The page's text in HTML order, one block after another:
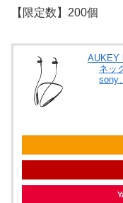
【限定数】200個​
AUKEY
ネッ
sony